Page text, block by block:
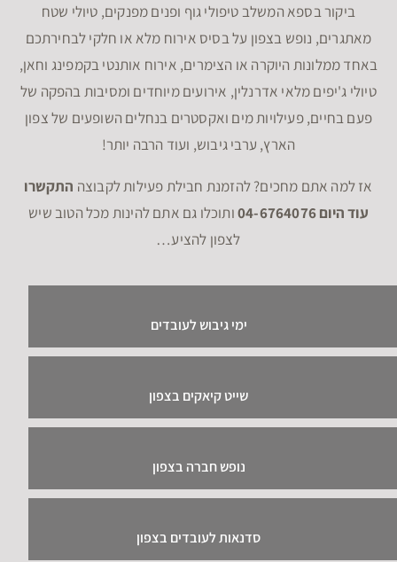
ביקור בספא המשלב טיפולי גוף ופנים מפנקים, טיולי שטח
מאתגרים, נופש בצפון על בסיס אירוח מלא או חלקי לבחירתכם
באחד ממלונות היוקרה או הצימרים, אירוח אותנטי בקמפינג וחאן,
טיולי ג'יפים מלאי אדרנלין, אירועים מיוחדים ומסיבות בהפקה של
פעם בחיים, פעילויות מים ואקסטרים בנחלים השופעים של צפון
הארץ, ערבי גיבוש, ועוד הרבה יותר!
אז למה אתם מחכים? להזמנת חבילת פעילות לקבוצה התקשרו
עוד היום 04-6764076
ותוכלו גם אתם להינות מכל הטוב שיש
לצפון להציע…
ימי גיבוש לעובדים
שייט קיאקים בצפון
נופש חברה בצפון
סדנאות לעובדים בצפון